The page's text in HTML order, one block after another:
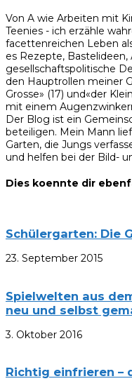
Von A wie Arbeiten mit
Teenies - ich erzähle
facettenreichen Leben
es Rezepte,
gesellschaftspolitische
den Hauptrollen meiner
Grosse» (17) und«der
mit einem
Der Blog ist ein
beteiligen. Mein Mann
Garten, die Jungs
und helfen bei der Bild-
Dies koennte dir
Schülergarten: Die
23. September 2015
Spielwelten aus
neu und selbst
3. Oktober 2016
Richtig einfrieren –